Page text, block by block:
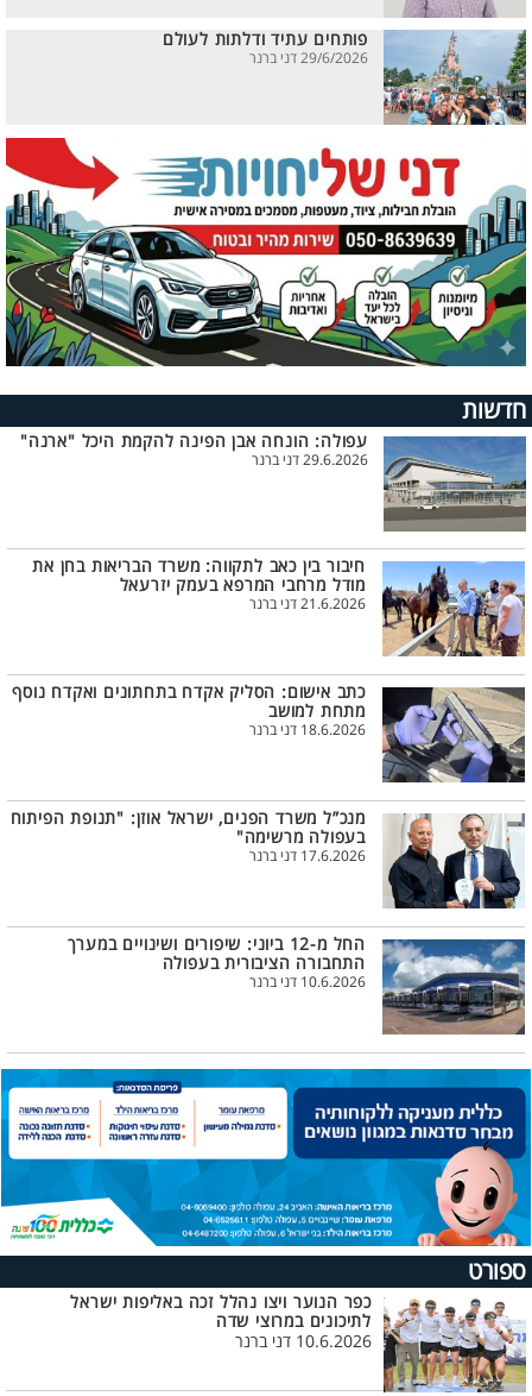
פותחים עתיד ודלתות לעולם
29/6/2026 דני ברנר
חדשות
עפולה: הונחה אבן הפינה להקמת היכל "ארנה"
29.6.2026 דני ברנר
חיבור בין כאב לתקווה: משרד הבריאות בחן את
מודל מרחבי המרפא בעמק יזרעאל
21.6.2026 דני ברנר
כתב אישום: הסליק אקדח בתחתונים ואקדח נוסף
מתחת למושב
18.6.2026 דני ברנר
מנכ”ל משרד הפנים, ישראל אוזן: "תנופת הפיתוח
בעפולה מרשימה"
17.6.2026 דני ברנר
החל מ-12 ביוני: שיפורים ושינויים במערך
התחבורה הציבורית בעפולה
10.6.2026 דני ברנר
ספורט
כפר הנוער ויצו נהלל זכה באליפות ישראל
לתיכונים במרוצי שדה
10.6.2026 דני ברנר